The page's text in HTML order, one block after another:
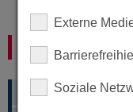
PDF
Landessynode
Beschlüsse
Externe
Soziale